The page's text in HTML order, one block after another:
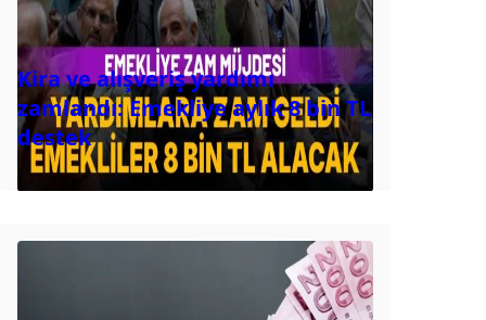
Kira ve alışveriş yardımı
zamlandı: Emekliye aylık 8 bin TL
destek